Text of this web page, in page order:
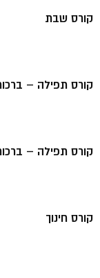
קורס שבת
קורס תפילה –
קורס תפילה –
קורס חינוך